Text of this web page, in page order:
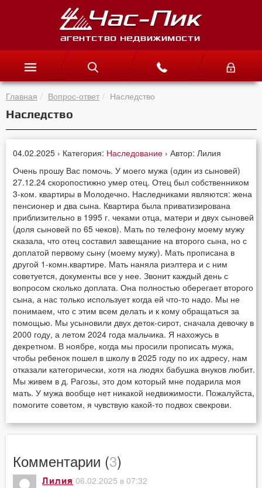
Главная Вопрос-ответ Наследство
Наследство
04.02.2025 › Категория: Наследование › Автор: Лилия
Очень прошу Вас помочь. У моего мужа (один из сыновей)
27.12.24 скоропостижно умер отец. Отец был собственником
3-ком. квартиры в Молодечно. Наследниками являются: жена
пенсионер и два сына. Квартира была приватизирована
приблизительно в 1995 г. чеками отца, матери и двух сыновей
(доля сыновей по 65 чеков). Мать по телефону моему мужу
сказала, что отец составил завещание на второго сына, но с
доплатой первому сыну (моему мужу). Мать прописана в
другой 1-комн.квартире. Мать наняла риэлтера и с ним
советуется, документы все у нее. Звонит каждый день с
вопросом сколько доплата. Она полностью оберегает второго
сына, а нас только использует когда ей что-то надо. Мы не
понимаем, что с этим всем делать и к кому обращаться за
помощью. Мы усыновили двух деток-сирот, сначала девочку в
2000 году, а летом 2024 года мальчика. Я нахожусь в
декретном. В ноябре, когда мы просили прописать мужа,
чтобы ребенок пошел в школу в 2025 году по их адресу, нам
отказали категорически, хотя на людях бабушка внуков любит.
Мы живем в д. Рагозы, это дом который мне подарила моя
мать. У мужа вообще нет никакой недвижимости. Пожалуйста,
помогите советом, я чувствую какой-то подвох свекрови.
Комментарии (3)
Лилия 06.02.2025 в 07:32